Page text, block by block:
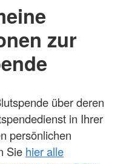
zur
über deren
in Ihrer
persönlichen
Sie hier alle